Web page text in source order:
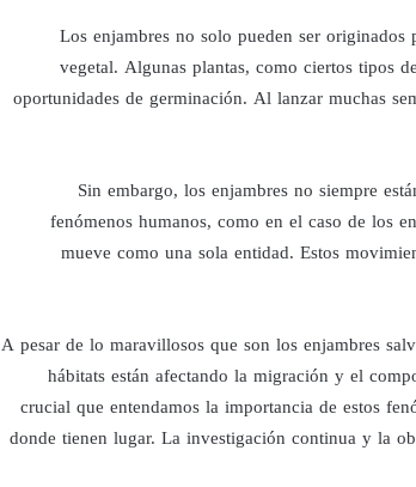
Los enjambres no solo pueden ser
vegetal. Algunas plantas, como ciertos tipos
oportunidades de germinación. Al lanzar muchas
Sin embargo, los enjambres no siempre
fenómenos humanos, como en el caso de los
mueve como una sola entidad. Estos
A pesar de lo maravillosos que son los enjambres
hábitats están afectando la migración y el
crucial que entendamos la importancia de estos
donde tienen lugar. La investigación continua y la